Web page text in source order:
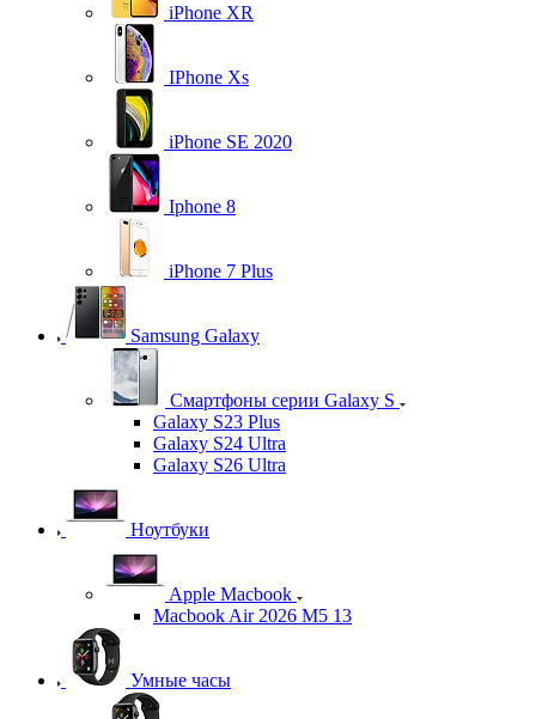
iPhone XR
IPhone Xs
iPhone SE 2020
Iphone 8
iPhone 7 Plus
Samsung Galaxy
Смартфоны серии Galaxy S
Galaxy S23 Plus
Galaxy S24 Ultra
Galaxy S26 Ultra
Ноутбуки
Apple Macbook
Macbook Air 2026 M5 13
Умные часы